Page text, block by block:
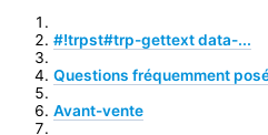
#!trpst#trp-gettext data-...
Questions fréquemment
Avant-vente